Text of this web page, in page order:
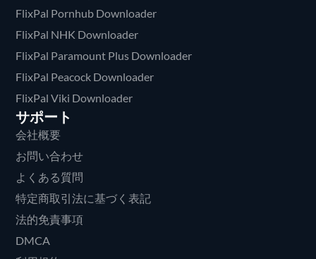
FlixPal Pornhub Downloader
FlixPal NHK Downloader
FlixPal Paramount Plus Downloader
FlixPal Peacock Downloader
FlixPal Viki Downloader
サポート
会社概要
お問い合わせ
よくある質問
特定商取引法に基づく表記
法的免責事項
DMCA